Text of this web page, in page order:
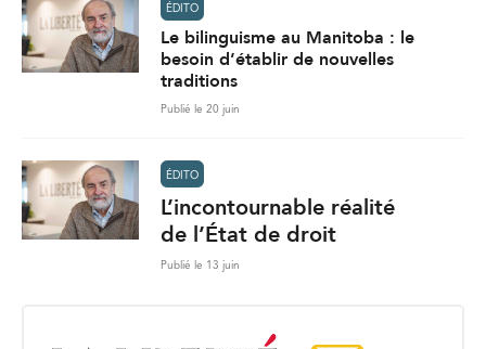
ÉDITO
Le bilinguisme au Manitoba : le
besoin d’établir de nouvelles
traditions
Publié le 20 juin
ÉDITO
L’incontournable réalité
de l’État de droit
Publié le 13 juin